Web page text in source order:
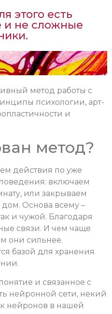
этого есть
и не сложные
метод работы с
психологии, арт-
и
метод?
действия по уже
включаем
или закрываем
Основа всему –
и чужой. Благодаря
связи. И чем чаще
они сильнее.
базой для хранения
и связанное с
нейронной сети, некий
нейронов в нашей